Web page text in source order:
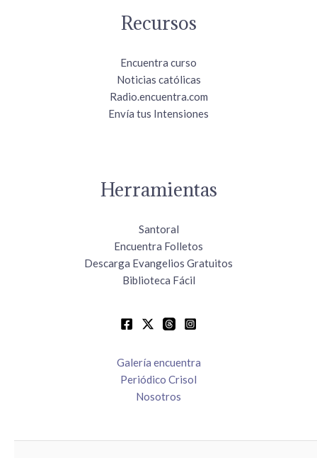
Recursos
Encuentra curso
Noticias católicas
Radio.encuentra.com
Envía tus Intensiones
Herramientas
Santoral
Encuentra Folletos
Descarga Evangelios Gratuitos
Biblioteca Fácil
Galería encuentra
Periódico Crisol
Nosotros